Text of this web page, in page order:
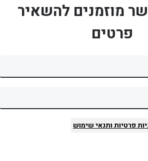
מוזמנים להשאיר
פרטים
פרטיותותנאי שימוש